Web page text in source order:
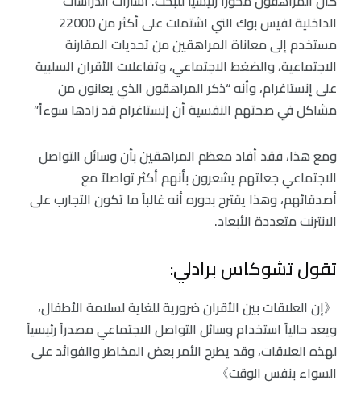
الداخلية لفيس بوك التي اشتملت على أكثر من 22000
مستخدم إلى معاناة المراهقين من تحديات المقارنة
الاجتماعية، والضغط الاجتماعي، وتفاعلات الأقران السلبية
على إنستاغرام، وأنه “ذكر المراهقون الذي يعانون من
مشاكل في صحتهم النفسية أن إنستاغرام قد زادها سوءاً”
ومع هذا، فقد أفاد معظم المراهقين بأن وسائل التواصل
الاجتماعي جعلتهم يشعرون بأنهم أكثر تواصلاً مع
أصدقائهم، وهذا يقترح بدوره أنه غالباً ما تكون التجارب على
الانترنت متعددة الأبعاد.
تقول تشوكاس برادلي:
《إن العلاقات بين الأقران ضرورية للغاية لسلامة الأطفال،
ويعد حالياً استخدام وسائل التواصل الاجتماعي مصدراً رئيسياً
لهذه العلاقات، وقد يطرح الأمر بعض المخاطر والفوائد على
السواء بنفس الوقت》